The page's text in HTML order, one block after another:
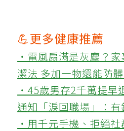
💪更多健康推薦
‧電風扇滿是灰塵？
潔法 多加一物還能防
‧45歲男存2千萬提早
通知「淚回職場」：有
‧用千元手機、拒絕